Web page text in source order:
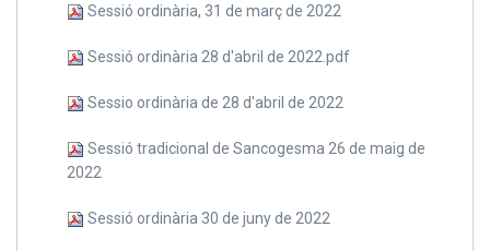
Sessió ordinària, 31 de març de 2022
Sessió ordinària 28 d'abril de 2022.pdf
Sessio ordinària de 28 d'abril de 2022
Sessió tradicional de Sancogesma 26 de maig de
2022
Sessió ordinària 30 de juny de 2022